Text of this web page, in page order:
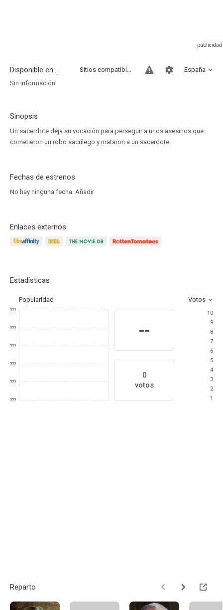
Disponible en... España
Sitios compatibles
Sin información
Sinopsis
Un sacerdote deja su vocación para perseguir a unos asesinos que
cometieron un robo sacrílego y mataron a un sacerdote.
Fechas de estrenos
No hay ninguna fecha. Añadir
Enlaces externos
Estadísticas
Popularidad Votos
???
???
???
???
???
???
--
0
votos
10
9
8
7
6
5
4
3
2
1
Reparto